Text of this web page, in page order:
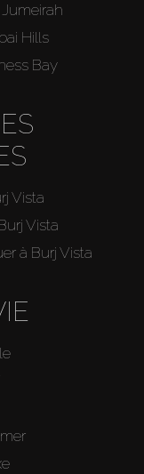
Hills
Bay
Vista
Vista
à Burj Vista